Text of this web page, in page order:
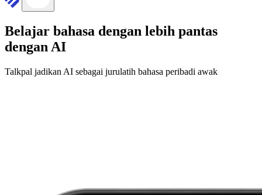
Belajar bahasa dengan lebih pantas
dengan AI
Talkpal jadikan AI sebagai jurulatih bahasa peribadi awak